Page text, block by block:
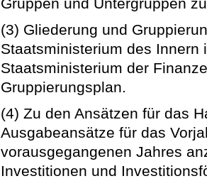
(3) Gliederung und
Staatsministerium des Innern
Staatsministerium der
Gruppierungsplan.
(4) Zu den Ansätzen für das
Ausgabeansätze für das
vorausgegangenen Jahres
Investitionen und